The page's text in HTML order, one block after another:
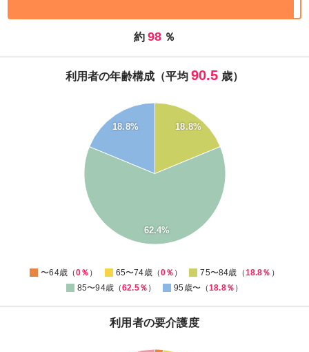
約 98 ％
利用者の年齢構成（平均 90.5 歳）
18.8%
62.4%
18.8%
〜64歳（0％ ） 65〜74歳（0％ ） 75〜84歳（18.8％ ）
85〜94歳（62.5％ ） 95歳〜（18.8％ ）
利用者の要介護度